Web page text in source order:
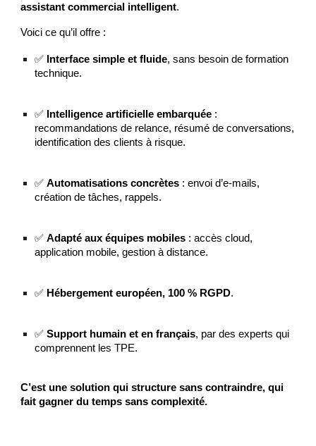
assistant commercial intelligent.
Voici ce qu’il offre :
✅ Interface simple et fluide, sans besoin de formation
technique.
✅ Intelligence artificielle embarquée :
recommandations de relance, résumé de conversations,
identification des clients à risque.
✅Automatisations concrètes : envoi d’e-mails,
création de tâches, rappels.
✅Adapté aux équipes mobiles : accès cloud,
application mobile, gestion à distance.
✅ Hébergement européen, 100 % RGPD.
✅Support humain et en français, par des experts qui
comprennent les TPE.
C’est une solution qui structure sans contraindre, qui
fait gagner du temps sans complexité.